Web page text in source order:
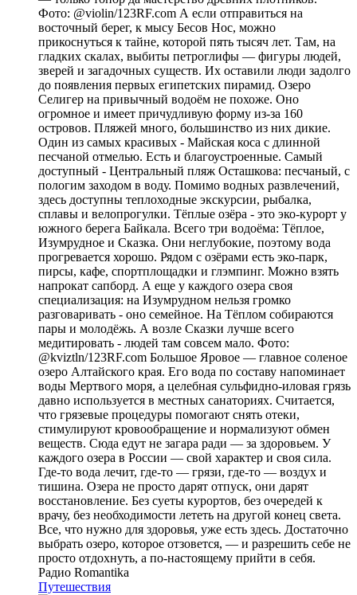
Фото: @violin/123RF.com А если отправиться на
восточный берег, к мысу Бесов Нос, можно
прикоснуться к тайне, которой пять тысяч лет. Там, на
гладких скалах, выбиты петроглифы — фигуры людей,
зверей и загадочных существ. Их оставили люди задолго
до появления первых египетских пирамид. Озеро
Селигер на привычный водоём не похоже. Оно
огромное и имеет причудливую форму из-за 160
островов. Пляжей много, большинство из них дикие.
Один из самых красивых - Майская коса с длинной
песчаной отмелью. Есть и благоустроенные. Самый
доступный - Центральный пляж Осташкова: песчаный, с
пологим заходом в воду. Помимо водных развлечений,
здесь доступны теплоходные экскурсии, рыбалка,
сплавы и велопрогулки. Тёплые озёра - это эко-курорт у
южного берега Байкала. Всего три водоёма: Тёплое,
Изумрудное и Сказка. Они неглубокие, поэтому вода
прогревается хорошо. Рядом с озёрами есть эко-парк,
пирсы, кафе, спортплощадки и глэмпинг. Можно взять
напрокат сапборд. А еще у каждого озера своя
специализация: на Изумрудном нельзя громко
разговаривать - оно семейное. На Тёплом собираются
пары и молодёжь. А возле Сказки лучше всего
медитировать - людей там совсем мало. Фото:
@kviztln/123RF.com Большое Яровое — главное соленое
озеро Алтайского края. Его вода по составу напоминает
воды Мертвого моря, а целебная сульфидно-иловая грязь
давно используется в местных санаториях. Считается,
что грязевые процедуры помогают снять отеки,
стимулируют кровообращение и нормализуют обмен
веществ. Сюда едут не загара ради — за здоровьем. У
каждого озера в России — свой характер и своя сила.
Где-то вода лечит, где-то — грязи, где-то — воздух и
тишина. Озера не просто дарят отпуск, они дарят
восстановление. Без суеты курортов, без очередей к
врачу, без необходимости лететь на другой конец света.
Все, что нужно для здоровья, уже есть здесь. Достаточно
выбрать озеро, которое отзовется, — и разрешить себе не
просто отдохнуть, а по-настоящему прийти в себя.
Радио Romantika
Путешествия